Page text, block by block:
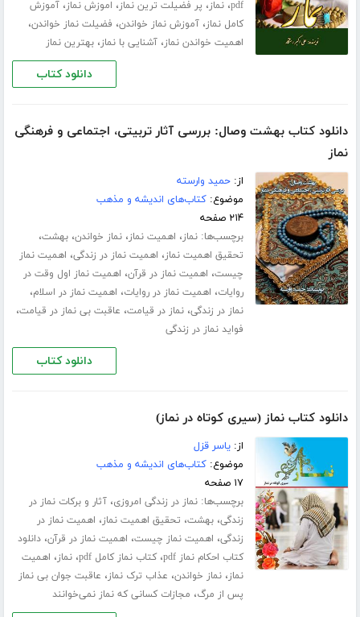
pdf،نماز، پر فضیلت ترین نماز، اموزش نماز،آموزش
کامل نماز،آموزش نماز خواندن، فضیلت نماز خواندن،
اهمیت خواندن نماز،آشنایی با نماز،بهترین نماز
دانلود کتاب
دانلود کتاب بهشت وصال: بررسی آثار تربیتی، اجتماعی و فرهنگی
نماز
از:حمید وارسته
موضوع:کتاب‌های اندیشه و مذهب
۲۱۴ صفحه
برچسب‌ها:نماز، اهمیت نماز،نماز خواندن،بهشت،
تحقیق اهمیت نماز، اهمیت نماز در زندگی، اهمیت نماز
چیست، اهمیت نماز در قرآن، اهمیت نماز اول وقت در
روایات، اهمیت نماز در روایات، اهمیت نماز در اسلام،
نماز در زندگی،نماز در قیامت، عاقبت بی نماز در قیامت،
فواید نماز در زندگی
دانلود کتاب
دانلود کتاب نماز (سیری کوتاه در نماز)
از:یاسر قزل
موضوع:کتاب‌های اندیشه و مذهب
۱۷ صفحه
برچسب‌ها:نماز در زندگی امروزی،آثار و برکات نماز در
زندگی،بهشت، تحقیق اهمیت نماز، اهمیت نماز در
زندگی، اهمیت نماز چیست، اهمیت نماز در قرآن،دانلود
کتاب احکام نماز pdf
،کتاب نماز کامل pdf ،نماز، اهمیت
نماز،نماز خواندن، عذاب ترک نماز، عاقبت جوان بی نماز
پس از مرگ، مجازات کسانی که نماز نمی‌خوانند